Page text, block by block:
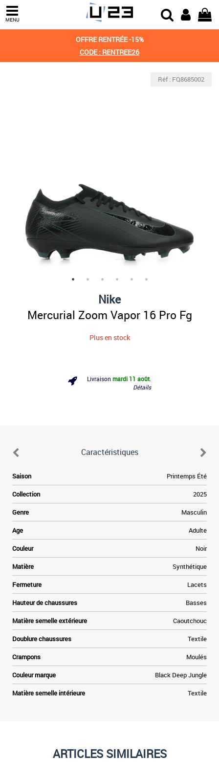
MENU
OFFRE RENTRÉE -15%
CODE : RENTREE26
Réf : FQ8685002
Nike
Mercurial Zoom Vapor 16 Pro Fg
Plus en stock
Livraison mardi 11 août
Détails
Caractéristiques
Saison Printemps Été
Collection 2025
Genre Masculin
Age Adulte
Couleur Noir
Matière Synthétique
Fermeture Lacets
Hauteur de chaussures Basses
Matière semelle extérieure Caoutchouc
Doublure chaussures Textile
Crampons Moulés
Couleur marque Black Deep Jungle
Matière semelle intérieure Textile
ARTICLES SIMILAIRES